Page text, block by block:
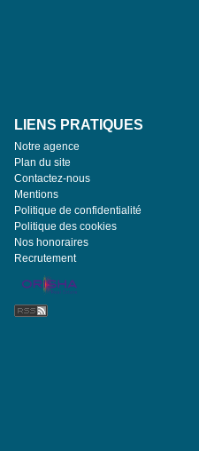
LIENS PRATIQUES
Notre agence
Plan du site
Contactez-nous
Mentions
Politique de confidentialité
Politique des cookies
Nos honoraires
Recrutement